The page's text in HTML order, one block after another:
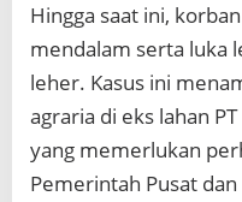
Hingga saat ini,
mendalam serta luka
leher. Kasus ini
agraria di eks lahan
yang memerlukan
Pemerintah Pusat